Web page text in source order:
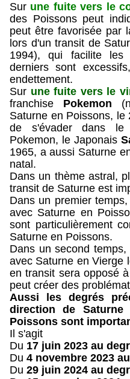
Sur une fuite vers le
des Poissons peut
peut être favorisée par
lors d'un transit de
1994), qui facilite
derniers sont
endettement.
Sur une fuite vers le
franchise Pokemon
Saturne en Poissons,
de s'évader dans
Pokemon, le Japonais
1965, a aussi Saturne
natal.
Dans un thème astral,
transit de Saturne est
Dans un premier
avec Saturne en
sont particulièrement
Saturne en Poissons.
Dans un second
avec Saturne en Vierge
en transit sera opposé
peut créer des
Aussi les degrés
direction de
Poissons sont
Il s'agit
Du 17 juin 2023 au
Du 4 novembre 2023
Du 29 juin 2024 au